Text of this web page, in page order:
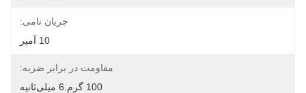
جریان نامی:
10 آمپر
مقاومت در برابر ضربه:
100 گرم.6 میلی‌ثانیه